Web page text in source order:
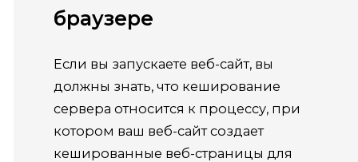
браузере
Если вы запускаете веб-сайт, вы
должны знать, что кеширование
сервера относится к процессу, при
котором ваш веб-сайт создает
кешированные веб-страницы для